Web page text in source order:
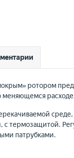
ротором
меняющемся
с термозащитой.
патрубками.